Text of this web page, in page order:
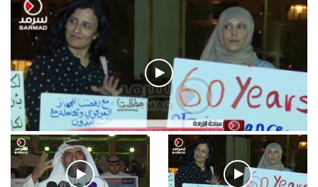
فيديو
.وقفة احتجاجية رمزية لـ”#البدون” في ساحة الإرادة 4-5-2019.